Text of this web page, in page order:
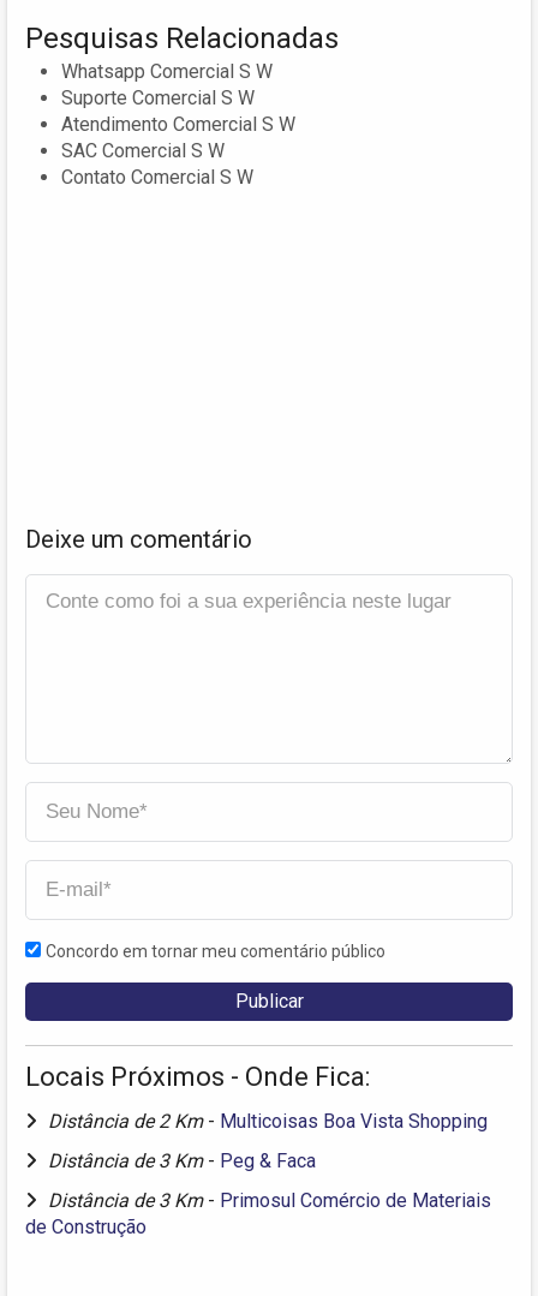
Pesquisas Relacionadas
Whatsapp Comercial S W
Suporte Comercial S W
Atendimento Comercial S W
SAC Comercial S W
Contato Comercial S W
Deixe um comentário
Concordo em tornar meu comentário público
Locais Próximos - Onde Fica:
Distância de 2 Km - Multicoisas Boa Vista Shopping
Distância de 3 Km - Peg & Faca
Distância de 3 Km - Primosul Comércio de Materiais
de Construção